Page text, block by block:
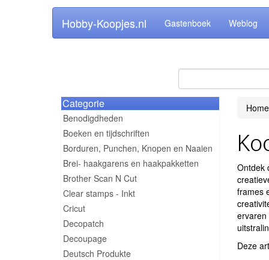
Hobby-Koopjes.nl Gastenboek Weblog
Categorie
Benodigdheden
Boeken en tijdschriften
Borduren, Punchen, Knopen en Naaien
Brei- haakgarens en haakpakketten
Brother Scan N Cut
Clear stamps - Inkt
Cricut
Decopatch
Decoupage
Deutsch Produkte
Home
Ontdek
frames
ervaren
Deze